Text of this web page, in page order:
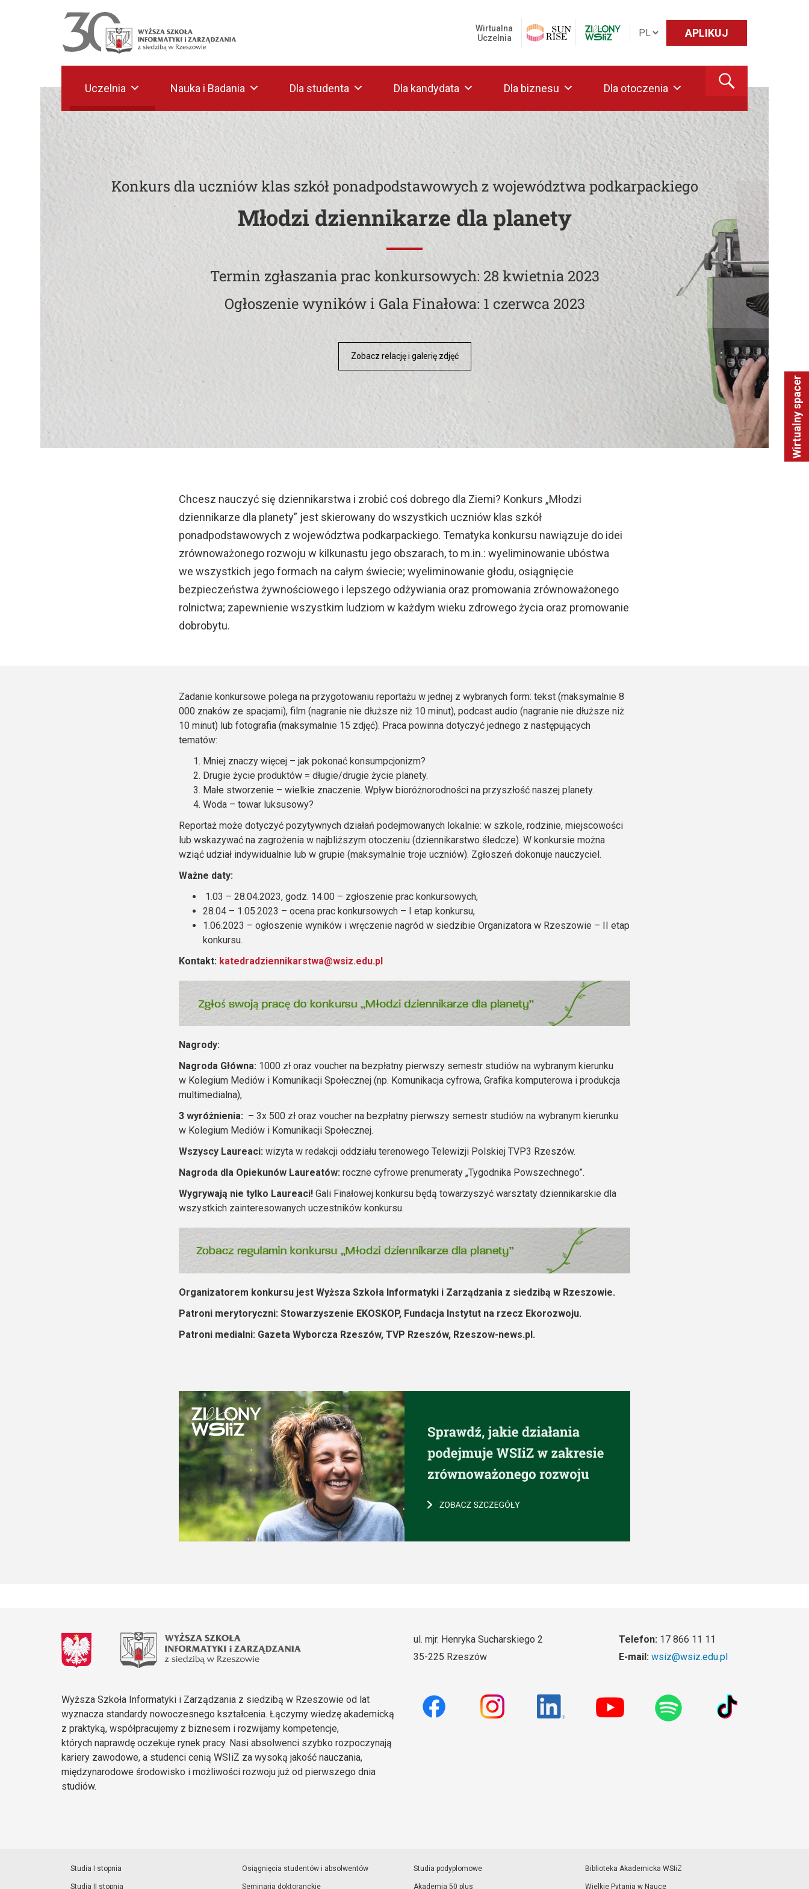
Wirtualny spacer
APLIKUJ
Wirtualna
Uczelnia
Uczelnia Nauka i Badania Dla studenta Dla kandydata Dla biznesu Dla otoczenia
Konkurs dla uczniów klas szkół ponadpodstawowych z województwa podkarpackiego
Młodzi dziennikarze dla planety
Termin zgłaszania prac konkursowych: 28 kwietnia 2023
Ogłoszenie wyników i Gala Finałowa: 1 czerwca 2023
Zobacz relację i galerię zdjęć
Chcesz nauczyć się dziennikarstwa i zrobić coś dobrego dla Ziemi? Konkurs „Młodzi
dziennikarze dla planety” jest skierowany do wszystkich uczniów klas szkół
ponadpodstawowych z województwa podkarpackiego. Tematyka konkursu nawiązuje do idei
zrównoważonego rozwoju w kilkunastu jego obszarach, to m.in.: wyeliminowanie ubóstwa
we wszystkich jego formach na całym świecie; wyeliminowanie głodu, osiągnięcie
bezpieczeństwa żywnościowego i lepszego odżywiania oraz promowania zrównoważonego
rolnictwa; zapewnienie wszystkim ludziom w każdym wieku zdrowego życia oraz promowanie
dobrobytu.
Zadanie konkursowe polega na przygotowaniu reportażu w jednej z wybranych form: tekst (maksymalnie 8
000 znaków ze spacjami), film (nagranie nie dłuższe niż 10 minut), podcast audio (nagranie nie dłuższe niż
10 minut) lub fotografia (maksymalnie 15 zdjęć). Praca powinna dotyczyć jednego z następujących
tematów:
Mniej znaczy więcej – jak pokonać konsumpcjonizm?
Drugie życie produktów = długie/drugie życie planety.
Małe stworzenie – wielkie znaczenie. Wpływ bioróżnorodności na przyszłość naszej planety.
Woda – towar luksusowy?
Reportaż może dotyczyć pozytywnych działań podejmowanych lokalnie: w szkole, rodzinie, miejscowości
lub wskazywać na zagrożenia w najbliższym otoczeniu (dziennikarstwo śledcze). W konkursie można
wziąć udział indywidualnie lub w grupie (maksymalnie troje uczniów). Zgłoszeń dokonuje nauczyciel.
Ważne daty:
1.03 – 28.04.2023, godz. 14.00 – zgłoszenie prac konkursowych,
28.04 – 1.05.2023 – ocena prac konkursowych – I etap konkursu,
1.06.2023 – ogłoszenie wyników i wręczenie nagród w siedzibie Organizatora w Rzeszowie – II etap
konkursu.
Kontakt: katedradziennikarstwa@wsiz.edu.pl
Nagrody:
Nagroda Główna: 1000 zł oraz voucher na bezpłatny pierwszy semestr studiów na wybranym kierunku
w Kolegium Mediów i Komunikacji Społecznej (np. Komunikacja cyfrowa, Grafika komputerowa i produkcja
multimedialna),
3 wyróżnienia: – 3x 500 zł oraz voucher na bezpłatny pierwszy semestr studiów na wybranym kierunku
w Kolegium Mediów i Komunikacji Społecznej.
Wszyscy Laureaci: wizyta w redakcji oddziału terenowego Telewizji Polskiej TVP3 Rzeszów.
Nagroda dla Opiekunów Laureatów: roczne cyfrowe prenumeraty „Tygodnika Powszechnego”.
Wygrywają nie tylko Laureaci! Gali Finałowej konkursu będą towarzyszyć warsztaty dziennikarskie dla
wszystkich zainteresowanych uczestników konkursu.
Organizatorem konkursu jest Wyższa Szkoła Informatyki i Zarządzania z siedzibą w Rzeszowie.
Patroni merytoryczni: Stowarzyszenie EKOSKOP, Fundacja Instytut na rzecz Ekorozwoju.
Patroni medialni: Gazeta Wyborcza Rzeszów, TVP Rzeszów, Rzeszow-news.pl.
Wyższa Szkoła Informatyki i Zarządzania z siedzibą w Rzeszowie od lat
wyznacza standardy nowoczesnego kształcenia. Łączymy wiedzę akademicką
z praktyką, współpracujemy z biznesem i rozwijamy kompetencje,
których naprawdę oczekuje rynek pracy. Nasi absolwenci szybko rozpoczynają
kariery zawodowe, a studenci cenią WSIiZ za wysoką jakość nauczania,
międzynarodowe środowisko i możliwości rozwoju już od pierwszego dnia
studiów.
ul. mjr. Henryka Sucharskiego 2
35-225 Rzeszów
Telefon: 17 866 11 11
E-mail: wsiz@wsiz.edu.pl
Studia I stopnia
Studia II stopnia
Osiągnięcia studentów i absolwentów
Seminaria doktoranckie
Studia podyplomowe
Akademia 50 plus
Biblioteka Akademicka WSIiZ
Wielkie Pytania w Nauce